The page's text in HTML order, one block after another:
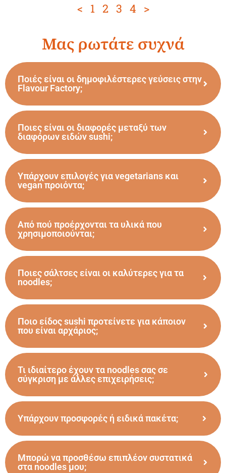
< 1 2 3 4 >
Μας ρωτάτε συχνά
Ποιές είναι οι δημοφιλέστερες γεύσεις στην
Flavour Factory;
Ποιες είναι οι διαφορές μεταξύ των
διαφόρων ειδών sushi;
Υπάρχουν επιλογές για vegetarians και
vegan προιόντα;
Από πού προέρχονται τα υλικά που
χρησιμοποιούνται;
Ποιες σάλτσες είναι οι καλύτερες για τα
noodles;
Ποιο είδος sushi προτείνετε για κάποιον
που είναι αρχάριος;
Τι ιδιαίτερο έχουν τα noodles σας σε
σύγκριση με άλλες επιχειρήσεις;
Υπάρχουν προσφορές ή ειδικά πακέτα;
Μπορώ να προσθέσω επιπλέον συστατικά
στα noodles μου;